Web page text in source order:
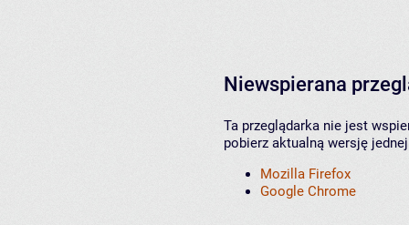
Niewspierana
Ta przeglądarka nie jest
pobierz aktualną wersję
Mozilla Firefox
Google Chrome